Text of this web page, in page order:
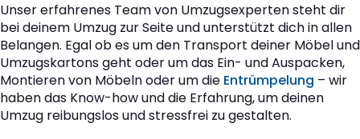
Unser erfahrenes Team von Umzugsexperten steht dir
bei deinem Umzug zur Seite und unterstützt dich in allen
Belangen. Egal ob es um den Transport deiner Möbel und
Umzugskartons geht oder um das Ein- und Auspacken,
Montieren von Möbeln oder um die Entrümpelung – wir
haben das Know-how und die Erfahrung, um deinen
Umzug reibungslos und stressfrei zu gestalten.